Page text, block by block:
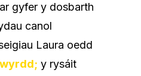
gyfer y dosbarth
canol
Laura oedd
y rysáit